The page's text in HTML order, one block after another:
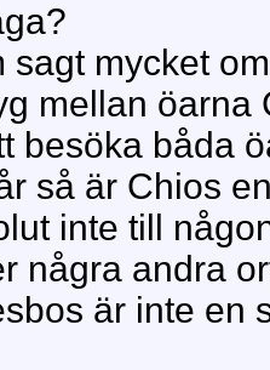
sagt mycket
mellan
besöka båda
så är Chios
inte till
några andra
är inte en